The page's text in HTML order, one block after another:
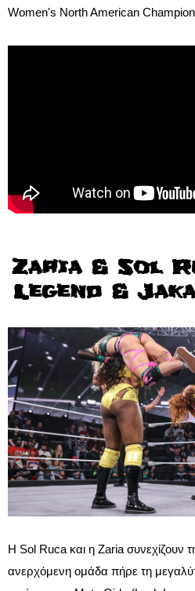
Women's North American
Zaria & Sol
Legend &
Η Sol Ruca και η Zaria συνεχίζουν
ανερχόμενη ομάδα πήρε τη